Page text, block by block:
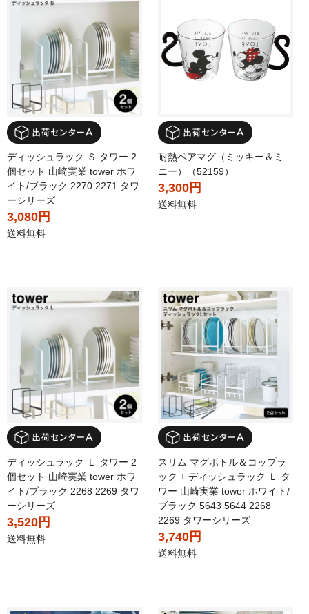
ディッシュラック Ｓ タワー 2
個セット 山崎実業 tower ホワ
イト/ブラック 2270 2271 タワ
ーシリーズ
3,080円
送料無料
耐熱ペアマグ（ミッキー＆ミ
ニー）（52159）
3,300円
送料無料
ディッシュラック Ｌ タワー 2
個セット 山崎実業 tower ホワ
イト/ブラック 2268 2269 タワ
ーシリーズ
3,520円
送料無料
スリム マグボトル＆コップラ
ック + ディッシュラック Ｌ タ
ワー 山崎実業 tower ホワイト/
ブラック 5643 5644 2268
2269 タワーシリーズ
3,740円
送料無料